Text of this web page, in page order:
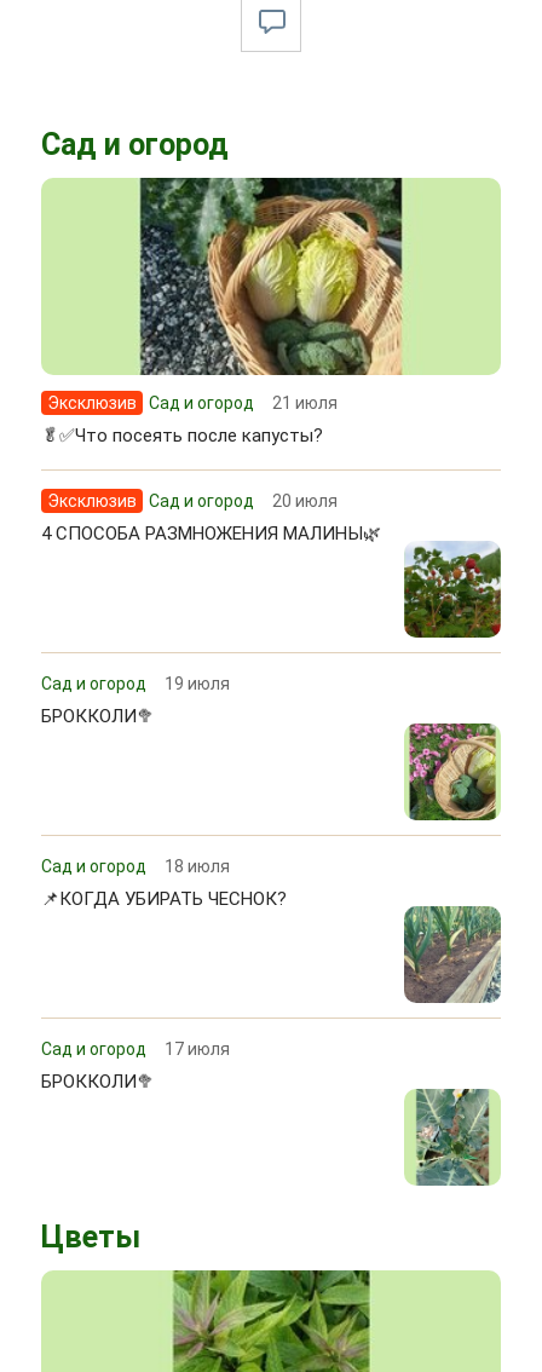
Сад и огород
Эксклюзив Сад и огород 21 июля
🥬✅Что посеять после капусты?
Эксклюзив Сад и огород 20 июля
4 СПОСОБА РАЗМНОЖЕНИЯ МАЛИНЫ🌿
Сад и огород 19 июля
БРОККОЛИ🥦
Сад и огород 18 июля
📌КОГДА УБИРАТЬ ЧЕСНОК?
Сад и огород 17 июля
БРОККОЛИ🥦
Цветы